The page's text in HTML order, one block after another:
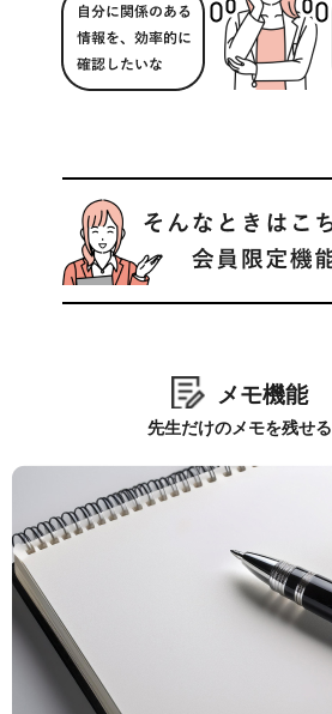
メモ機能
先生だけのメモを残せる